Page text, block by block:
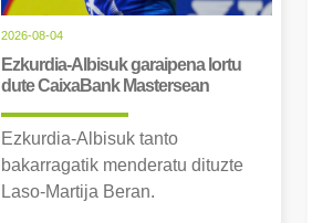
2026-08-04
Ezkurdia-Albisuk garaipena lortu
dute CaixaBank Mastersean
Ezkurdia-Albisuk tanto
bakarragatik menderatu dituzte
Laso-Martija Beran.